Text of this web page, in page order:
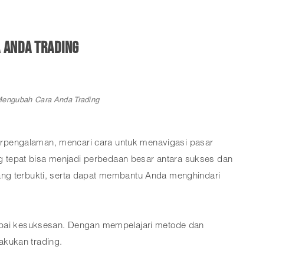
Trading
Cara Anda Trading
mencari cara untuk menavigasi pasar
bisa menjadi perbedaan besar antara sukses dan
terbukti, serta dapat membantu Anda menghindari
kesuksesan. Dengan mempelajari metode dan
trading.